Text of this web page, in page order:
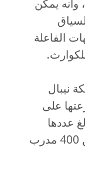
يمكن
الفاعلة
نيبال
نسخة ووزعتها على
عددها
753 مكتبًا في نيبال وعلى أكثر من 400 مدرب